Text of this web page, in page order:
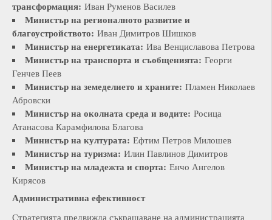
трансформация: Иван Руменов Василев
Министър на регионалното развитие и
благоустройството: Иван Димитров Шишков
Министър на енергетиката: Ива Венциславова Петрова
Министър на транспорта и съобщенията: Георги
Генчев Пеев
Министър на земеделието и храните: Пламен Николаев
Абровски
Министър на околната среда и водите: Росица
Атанасова Карамфилова Благова
Министър на културата: Ефтим Петров Милошев
Министър на туризма: Илин Павлинов Димитров
Министър на младежта и спорта: Енчо Ангелов
Кирясов
Административна ефективност
Стратегията предвижда съкращаване на администрацията